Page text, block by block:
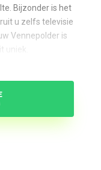
Bijzonder is het
u zelfs televisie
Vennepolder is
uniek.